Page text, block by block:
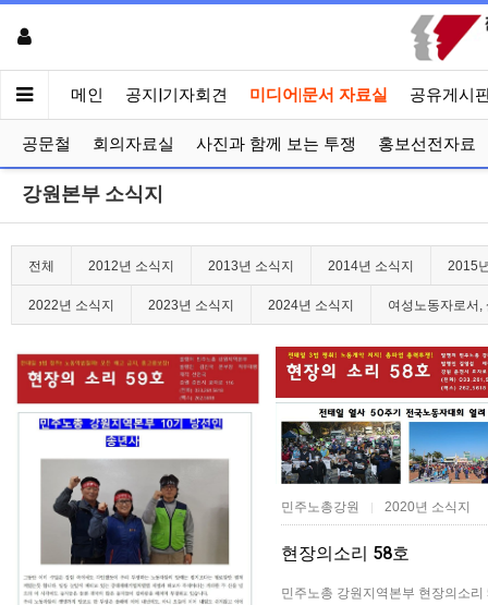
메인 공지|기자회견 미디어|문서 자료실 공유게시
공문철 회의자료실 사진과 함께 보는 투쟁 홍보선전자료
강원본부 소식지
전체 2012년 소식지 2013년 소식지 2014년 소식지 2015
2022년 소식지 2023년 소식지 2024년 소식지 여성노동자로서,
민주노총강원 2020년 소식지
현장의소리 58호
민주노총 강원지역본부 현장의소리